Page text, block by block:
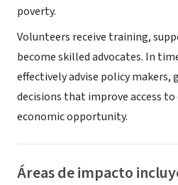
poverty.
Volunteers receive training,
become skilled advocates. In
effectively advise policy
decisions that improve access
economic opportunity.
Áreas de impacto